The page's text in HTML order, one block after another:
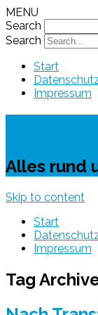
MENU
Search
Search
Start
Impressum
Alles rund
Skip to content
Start
Impressum
Tag